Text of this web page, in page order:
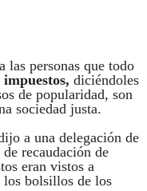
las personas que todo
impuestos, diciéndoles
de popularidad, son
sociedad justa.
a una delegación de
recaudación de
eran vistos a
los bolsillos de los